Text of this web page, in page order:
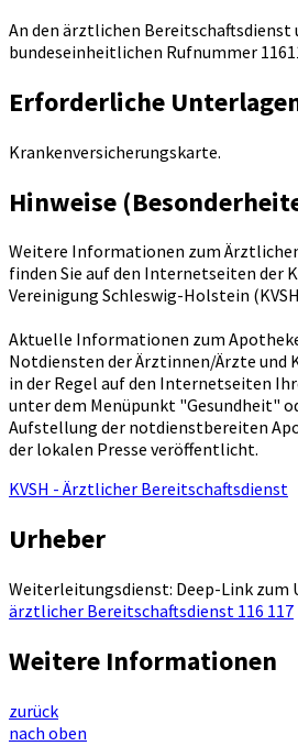
An den ärztlichen Bereitschaftsdienst
bundeseinheitlichen Rufnummer
Erforderliche
Krankenversicherungskarte.
Hinweise
Weitere Informationen zum
finden Sie auf den Internetseiten der
Vereinigung Schleswig-Holstein
Aktuelle Informationen zum
Notdiensten der Ärztinnen/Ärzte und
in der Regel auf den Internetseiten
unter dem Menüpunkt "Gesundheit"
Aufstellung der notdienstbereiten
der lokalen Presse veröffentlicht.
KVSH - Ärztlicher Bereitschaftsdienst
Urheber
Weiterleitungsdienst: Deep-Link zum
ärztlicher Bereitschaftsdienst 116 117
Weitere Informationen
zurück
nach oben